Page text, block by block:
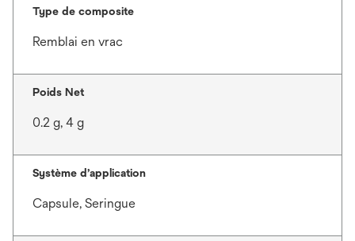
Type de composite
Remblai en vrac
Poids Net
0.2 g, 4 g
Système d’application
Capsule, Seringue